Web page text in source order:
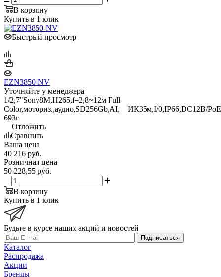
В корзину
Купить в 1 клик
Быстрый просмотр
EZN3850-NV
Уточняйте у менеджера
1/2,7"Sony8M,H265,f=2,8~12м Full
Color,моториз.,аудио,SD256Gb,AI, ИК35м,I/0,IP66,DC12В/
693г
Отложить
Сравнить
Ваша цена
40 216 руб.
Розничная цена
50 228,55 руб.
В корзину
Купить в 1 клик
Будьте в курсе наших акций и новостей
Подписаться
Каталог
Распродажа
Акции
Бренды